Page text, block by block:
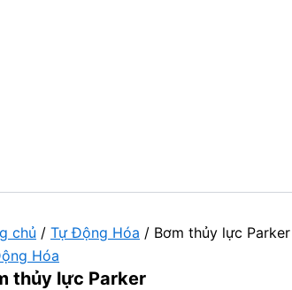
chủ / Tự Động Hóa / Bơm thủy lực Parker
Hóa
thủy lực Parker